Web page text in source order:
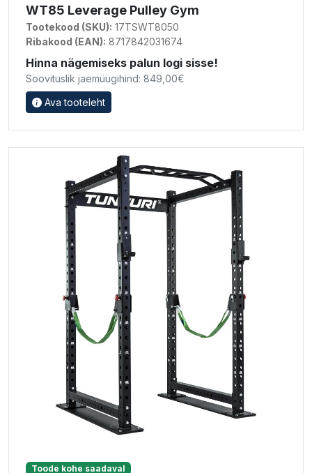
WT85 Leverage Pulley Gym
Tootekood (SKU): 17TSWT8050
Ribakood (EAN): 8717842031674
Hinna nägemiseks palun logi sisse!
Soovituslik jaemüügihind: 849,00€
Ava tooteleht
Toode kohe saadaval